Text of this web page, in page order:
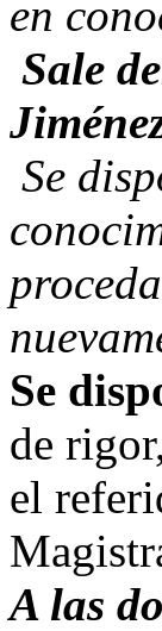
en
Sale
Se
Se
de
el
A las